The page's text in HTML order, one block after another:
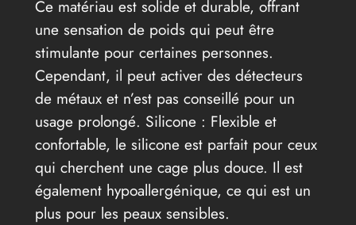
Ce matériau est solide et durable, offrant
une sensation de poids qui peut être
stimulante pour certaines personnes.
Cependant, il peut activer des détecteurs
de métaux et n’est pas conseillé pour un
usage prolongé. Silicone : Flexible et
confortable, le silicone est parfait pour ceux
qui cherchent une cage plus douce. Il est
également hypoallergénique, ce qui est un
plus pour les peaux sensibles.